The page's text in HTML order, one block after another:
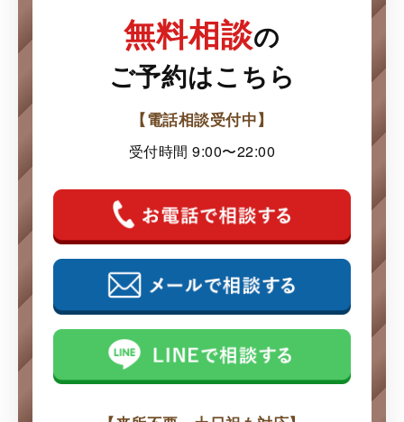
無料相談の
ご予約はこちら
【電話相談受付中】
受付時間 9:00〜22:00